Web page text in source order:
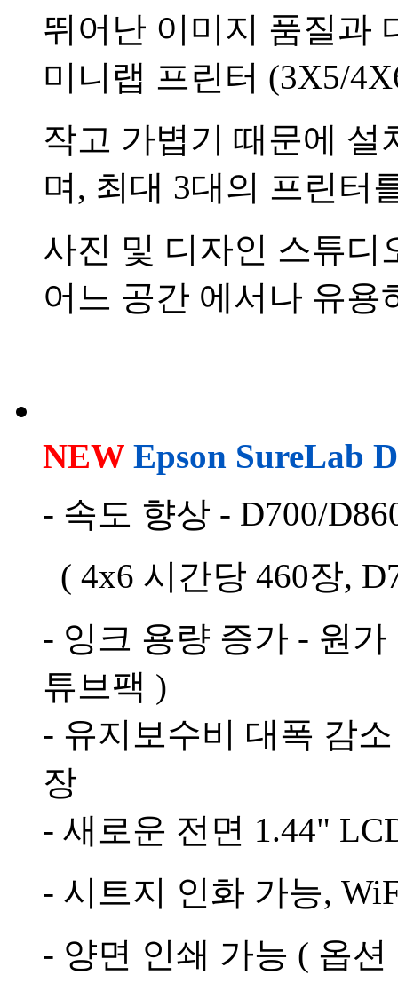
뛰어난 이미지 품질과
미니랩 프린터 (3X5/
작고 가볍기 때문에 설
며, 최대 3대의 프린터
사진 및 디자인 스튜디
어느 공간 에서나 유용
NEW Epson SureLab
- 속도 향상 - D700/
( 4x6 시간당 460장,
- 잉크 용량 증가 - 원
튜브팩 )
- 유지보수비 대폭 감
장
- 새로운 전면 1.44"
- 시트지 인화 가능,
- 양면 인쇄 가능 ( 옵션